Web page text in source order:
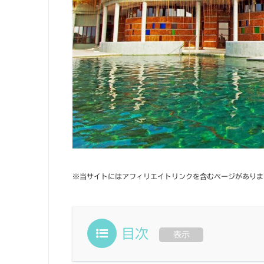
※当サイトにはアフィリエイトリンクを含むページがあり
目次 表示